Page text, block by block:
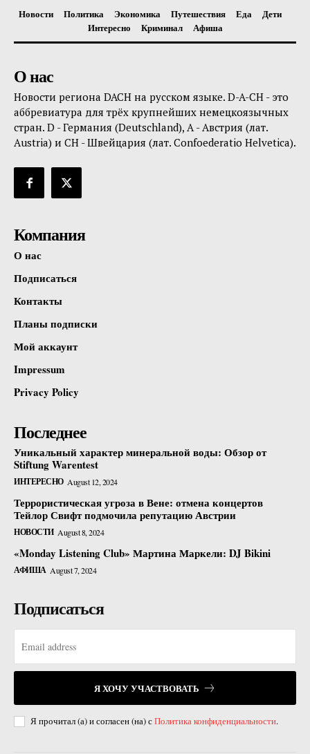
Новости Политика Экономика Путешествия Еда
Дети
Интересно
Криминал Афиша
О нас
Новости региона DACH на русском языке. D-A-CH - это
аббревиатура для трёх крупнейших немецкоязычных
стран. D - Германия (Deutschland), A - Австрия (лат.
Austria) и CH - Швейцария (лат. Confoederatio Helvetica).
Компания
О нас
Подписаться
Контакты
Планы подписки
Мой аккаунт
Impressum
Privacy Policy
Последнее
Уникальный характер минеральной воды: Обзор от
Stiftung Warentest
ИНТЕРЕСНО August 12, 2024
Террористическая угроза в Вене: отмена концертов
Тейлор Свифт подмочила репутацию Австрии
НОВОСТИ August 8, 2024
«Monday Listening Club» Мартина Маркели: DJ Bikini
АФИША August 7, 2024
Подписаться
Я ХОЧУ УЧАСТВОВАТЬ
Я прочитал (а) и согласен (на) сПолитика конфиденциальности.